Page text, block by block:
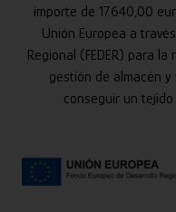
importe de 17.640,00
Unión Europea a
Regional (FEDER) para
gestión de almacén y
conseguir un